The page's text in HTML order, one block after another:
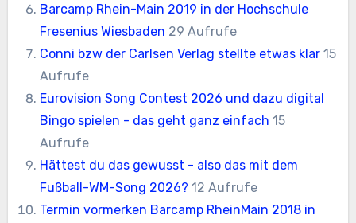
Barcamp Rhein-Main 2019 in der Hochschule
Fresenius Wiesbaden 29 Aufrufe
Conni bzw der Carlsen Verlag stellte etwas klar 15
Aufrufe
Eurovision Song Contest 2026 und dazu digital
Bingo spielen - das geht ganz einfach 15
Aufrufe
Hättest du das gewusst - also das mit dem
Fußball-WM-Song 2026? 12 Aufrufe
Termin vormerken Barcamp RheinMain 2018 in